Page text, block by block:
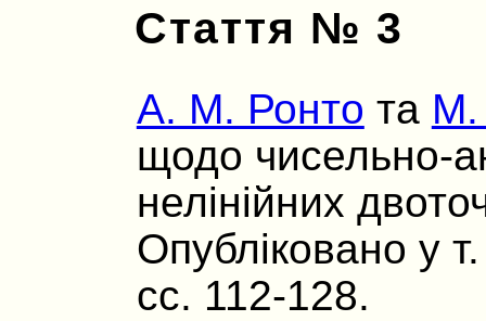
Стаття № 3
А. М. Ронто та
щодо чисельно-
нелінійних
Опубліковано у
сс. 112-128.